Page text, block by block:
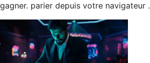
gagner. parier depuis votre navigateur .